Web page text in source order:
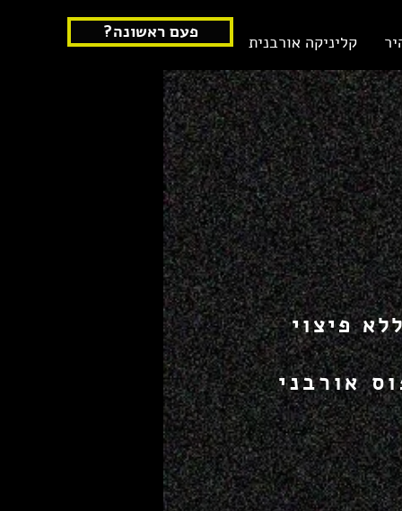
?פעם ראשונה קליניקה אורבנית
פיצוי
אורבני